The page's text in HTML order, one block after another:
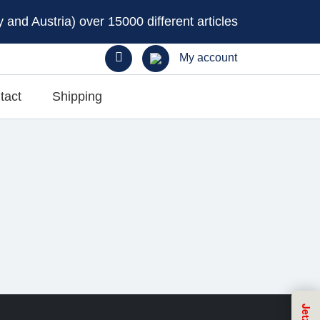
Austria) over 15000 different articles
My account
Shipping